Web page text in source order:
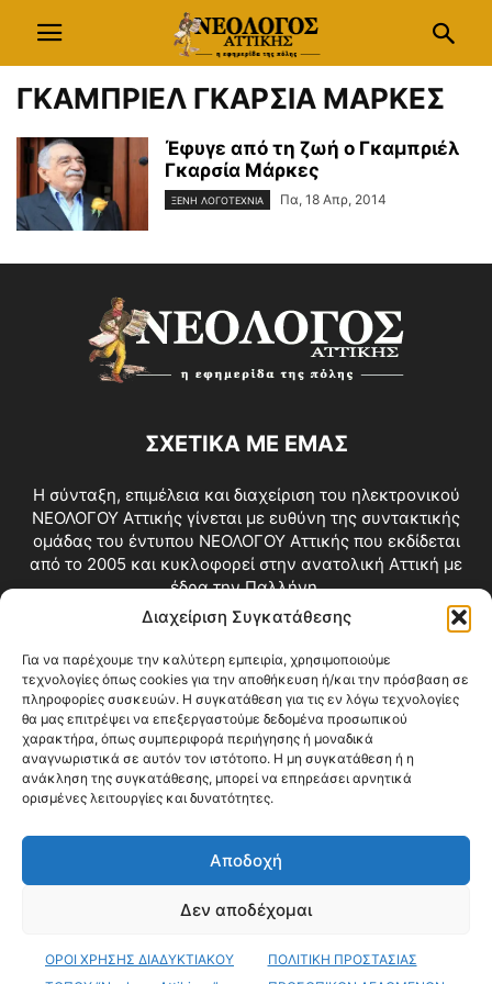
Διαχείριση Συγκατάθεσης
Για να παρέχουμε την καλύτερη εμπειρία, χρησιμοποιούμε
τεχνολογίες όπως cookies για την αποθήκευση ή/και την πρόσβαση σε
πληροφορίες συσκευών. Η συγκατάθεση για τις εν λόγω τεχνολογίες
θα μας επιτρέψει να επεξεργαστούμε δεδομένα προσωπικού
χαρακτήρα, όπως συμπεριφορά περιήγησης ή μοναδικά
αναγνωριστικά σε αυτόν τον ιστότοπο. Η μη συγκατάθεση ή η
ανάκληση της συγκατάθεσης, μπορεί να επηρεάσει αρνητικά
ορισμένες λειτουργίες και δυνατότητες.
Αποδοχή
Δεν αποδέχομαι
ΟΡΟΙ ΧΡΗΣΗΣ ΔΙΑΔΥΚΤΙΑΚΟΥ
ΠΟΛΙΤΙΚΗ ΠΡΟΣΤΑΣΙΑΣ
ΓΚΑΜΠΡΙΕΛ ΓΚΑΡΣΙΑ ΜΑΡΚΕΣ
Έφυγε από τη ζωή ο Γκαμπριέλ
Γκαρσία Μάρκες
ΞΕΝΗ ΛΟΓΟΤΕΧΝΙΑ Πα, 18 Απρ, 2014
ΣΧΕΤΙΚΑ ΜΕ ΕΜΑΣ
Η σύνταξη, επιμέλεια και διαχείριση του ηλεκτρονικού
ΝΕΟΛΟΓΟΥ Αττικής γίνεται με ευθύνη της συντακτικής
ομάδας του έντυπου ΝΕΟΛΟΓΟΥ Αττικής που εκδίδεται
από το 2005 και κυκλοφορεί στην ανατολική Αττική με
έδρα την Παλλήνη.
Επικοινωνία:info@neologosattikis.gr
ΑΚΟΛΟΥΘΗΣΕ ΜΑΣ
Videos Όροι Χρήσης
© Copyright 2026 ΝΕΟΛΟΓΟΣ ΑΤΤΙΚΗΣ • All Rights Reserved •